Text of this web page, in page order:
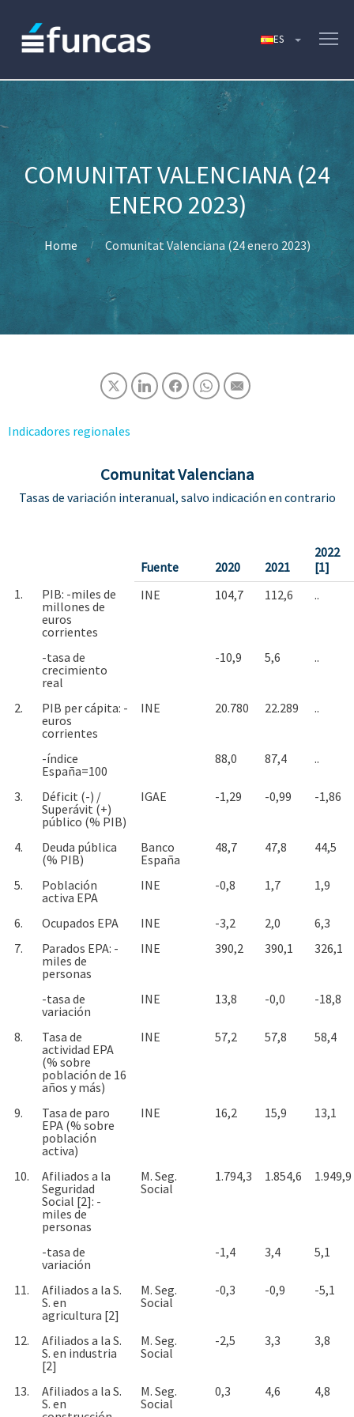
COMUNITAT VALENCIANA (24
ENERO 2023)
Home Comunitat Valenciana (24 enero 2023)
Indicadores regionales
Comunitat Valenciana
Tasas de variación interanual, salvo indicación en contrario
Fuente 2020 2021
2022
[1]
1.
PIB: -miles de
millones de
euros
corrientes
INE 104,7 112,6 ..
-tasa de
crecimiento
real
-10,9 5,6 ..
2.
PIB per cápita: -
euros
corrientes
INE 20.780 22.289 ..
-índice
España=100
88,0 87,4 ..
3.
Déficit (-) /
Superávit (+)
público (% PIB)
IGAE -1,29 -0,99 -1,86
4.
Deuda pública
(% PIB)
Banco
España
48,7 47,8 44,5
5.
Población
activa EPA
INE -0,8 1,7 1,9
6. Ocupados EPA INE -3,2 2,0
6,3
7.
Parados EPA: -
miles de
personas
INE 390,2 390,1 326,1
-tasa de
variación
INE 13,8 -0,0 -18,8
8.
Tasa de
actividad EPA
(% sobre
población de 16
años y más)
INE 57,2 57,8 58,4
9.
Tasa de paro
EPA (% sobre
población
activa)
INE 16,2 15,9 13,1
10.
Afiliados a la
Seguridad
Social [2]: -
miles de
personas
M. Seg.
Social
1.794,3 1.854,6 1.949,9
-tasa de
variación
-1,4 3,4 5,1
11.
Afiliados a la S.
S. en
agricultura [2]
M. Seg.
Social
-0,3 -0,9 -5,1
12.
Afiliados a la S.
S. en industria
[2]
M. Seg.
Social
-2,5 3,3 3,8
13.
Afiliados a la S.
S. en
M. Seg.
Social
0,3 4,6 4,8